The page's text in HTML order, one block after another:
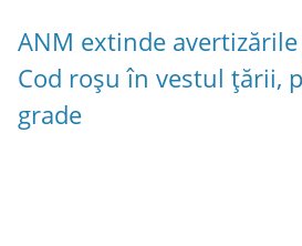
ANM extinde
Cod roșu în vestul țării,
grade